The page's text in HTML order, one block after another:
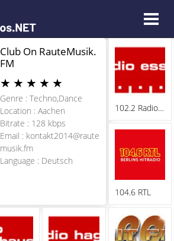
Club On RauteMusik.
FM
★ ★ ★ ★ ★
Genre : Techno,Dance
Location : Aachen
Bitrate : 128 kbps
Email : kontakt2014@raute
musik.fm
Language : Deutsch
102.2 Radio Essen
104.6 RTL